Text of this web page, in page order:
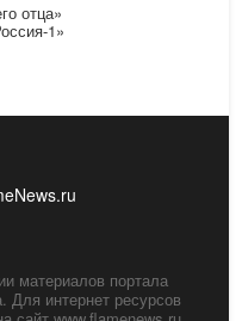
отца»
1»
материалов портала
Для интернет ресурсов